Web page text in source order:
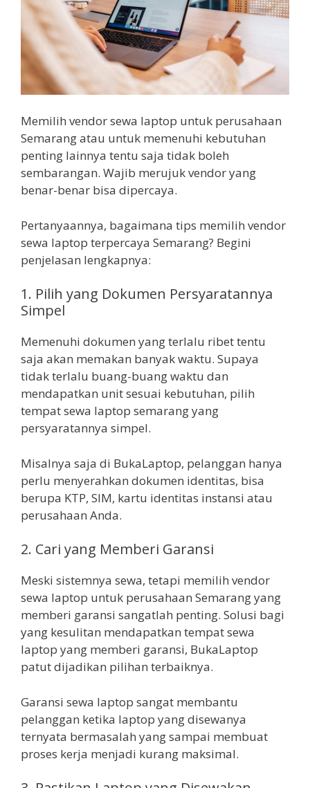
Memilih vendor sewa laptop untuk perusahaan
Semarang atau untuk memenuhi kebutuhan
penting lainnya tentu saja tidak boleh
sembarangan. Wajib merujuk vendor yang
benar-benar bisa dipercaya.
Pertanyaannya, bagaimana tips memilih vendor
sewa laptop terpercaya Semarang? Begini
penjelasan lengkapnya:
1. Pilih yang Dokumen Persyaratannya
Simpel
Memenuhi dokumen yang terlalu ribet tentu
saja akan memakan banyak waktu. Supaya
tidak terlalu buang-buang waktu dan
mendapatkan unit sesuai kebutuhan, pilih
tempat sewa laptop semarang yang
persyaratannya simpel.
Misalnya saja di BukaLaptop, pelanggan hanya
perlu menyerahkan dokumen identitas, bisa
berupa KTP, SIM, kartu identitas instansi atau
perusahaan Anda.
2. Cari yang Memberi Garansi
Meski sistemnya sewa, tetapi memilih vendor
sewa laptop untuk perusahaan Semarang yang
memberi garansi sangatlah penting. Solusi bagi
yang kesulitan mendapatkan tempat sewa
laptop yang memberi garansi, BukaLaptop
patut dijadikan pilihan terbaiknya.
Garansi sewa laptop sangat membantu
pelanggan ketika laptop yang disewanya
ternyata bermasalah yang sampai membuat
proses kerja menjadi kurang maksimal.